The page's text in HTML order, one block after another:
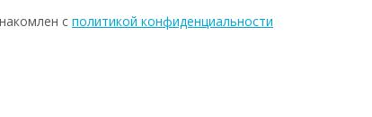
с политикой конфиденциальности